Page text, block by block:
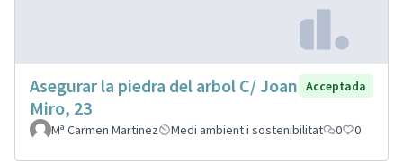
Asegurar la piedra del arbol C/ Joan
Miro, 23
Acceptada
Mª Carmen Martinez Medi ambient i sostenibilitat 0 0